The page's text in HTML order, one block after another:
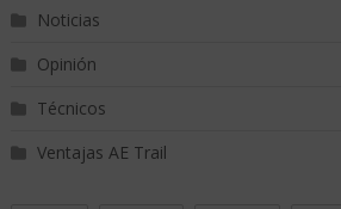
Noticias
Opinión
Técnicos
Ventajas AE Trail